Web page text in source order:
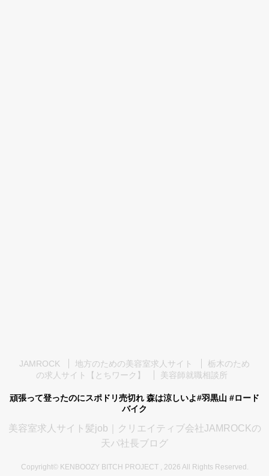
JAMROCK 地方のための美容室求人サイト
栃木のため
の求人サイト【とちワーク】
美容師就職相談所
頑張って登ったのにスポドリ売切れ 森は涼しいよ#羽黒山 #ロード
バイク
美容室求人サイト髪job｜クリエイティブ会社JAMROCKの
天パ社長ブログ
Copyright© KENBOOZY BITCH PROJECT , 2026 All Rights Reserved.